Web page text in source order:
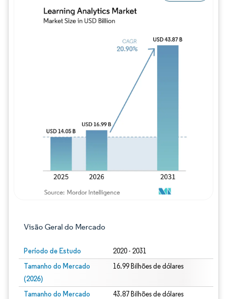
Visão Geral do Mercado
Período de Estudo 2020 - 2031
Tamanho do Mercado
(2026)
16.99 Bilhões de dólares
Tamanho do Mercado
43.87 Bilhões de dólares
Imagem © Mordor Intelligence. O reuso